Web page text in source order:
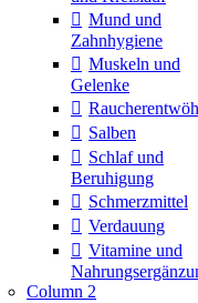
Mund und
Zahnhygiene
Muskeln und
Gelenke
Salben
Schlaf und
Beruhigung
Schmerzmittel
Verdauung
Vitamine und
Column 2